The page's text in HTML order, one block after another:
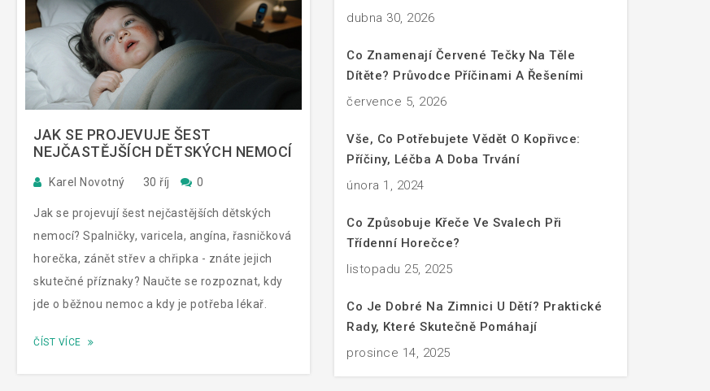
JAK SE PROJEVUJE ŠEST
NEJČASTĚJŠÍCH DĚTSKÝCH NEMOCÍ
Karel Novotný 30 říj 0
Jak se projevují šest nejčastějších dětských
nemocí? Spalničky, varicela, angína, řasničková
horečka, zánět střev a chřipka - znáte jejich
skutečné příznaky? Naučte se rozpoznat, kdy
jde o běžnou nemoc a kdy je potřeba lékař.
ČÍST VÍCE
dubna 30, 2026
Co Znamenají Červené Tečky Na Těle
Dítěte? Průvodce Příčinami A Řešeními
července 5, 2026
Vše, Co Potřebujete Vědět O Kopřivce:
Příčiny, Léčba A Doba Trvání
února 1, 2024
Co Způsobuje Křeče Ve Svalech Při
Třídenní Horečce?
listopadu 25, 2025
Co Je Dobré Na Zimnici U Dětí? Praktické
Rady, Které Skutečně Pomáhají
prosince 14, 2025